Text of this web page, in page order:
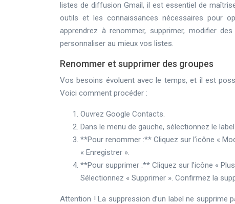
listes de diffusion Gmail, il est essentiel de
outils et les connaissances nécessaires pour
apprendrez à renommer, supprimer, modifier
personnaliser au mieux vos listes.
Renommer et supprimer des groupes
Vos besoins évoluent avec le temps, et il est
Voici comment procéder :
Ouvrez Google Contacts.
Dans le menu de gauche, sélectionnez le
**Pour renommer :** Cliquez sur l’icône «
« Enregistrer ».
**Pour supprimer :** Cliquez sur l’icône «
Sélectionnez « Supprimer ». Confirmez la
Attention ! La suppression d’un label ne supprime